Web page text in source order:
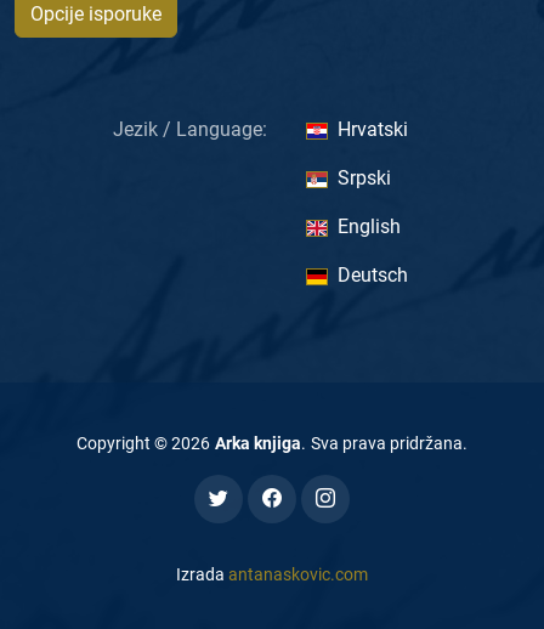
Opcije isporuke
Jezik / Language: Hrvatski
Srpski
English
Deutsch
Copyright ©2026 Arka knjiga. Sva prava pridržana.
Izrada antanaskovic.com